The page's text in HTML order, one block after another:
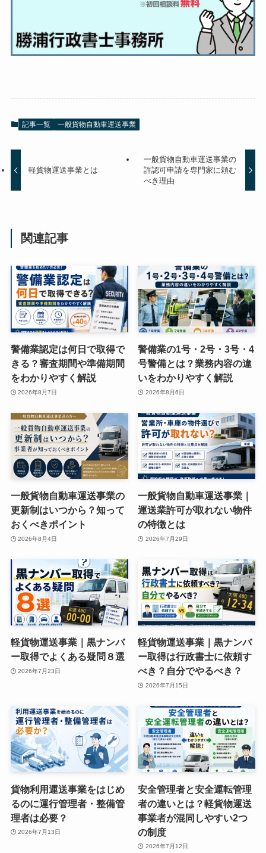
記事一覧 一般貨物自動車運送事業
軽貨物運送事業とは
一般貨物自動車運送事業の
許認可申請を専門家に頼む
べき理由
関連記事
警備業認定は何日で取得で
きる？審査期間や準備期間
をわかりやすく解説
2026年8月7日
警備業の1号・2号・3号・4
号警備とは？業務内容の違
いをわかりやすく解説
2026年8月6日
一般貨物自動車運送事業の
更新制はいつから？知って
おくべきポイント
2026年8月4日
一般貨物自動車運送事業｜
運送業許可が取れない物件
の特徴とは
2026年7月29日
軽貨物運送事業｜黒ナンバ
ー取得でよくある疑問８選
2026年7月23日
軽貨物運送事業｜黒ナンバ
ー取得は行政書士に依頼す
べき？自分でやるべき？
2026年7月15日
貨物利用運送事業をはじめ
るのに運行管理者・整備管
理者は必要？
2026年7月13日
安全管理者と安全運転管理
者の違いとは？軽貨物運送
事業者が混同しやすい2つ
の制度
2026年7月12日